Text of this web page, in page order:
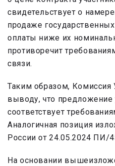
свидетельствует о
продаже
оплаты ниже их
противоречит
связи.
Таким образом, Комиссия
выводу, что предложение
соответствует
Аналогичная позиция
России от 24.05.2024 ПИ/
На основании